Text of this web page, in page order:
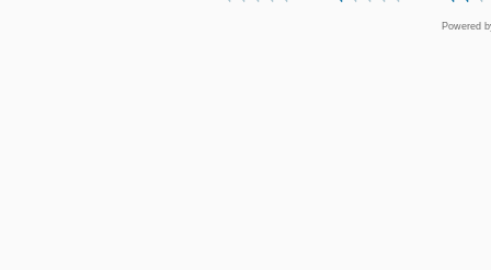
Powered